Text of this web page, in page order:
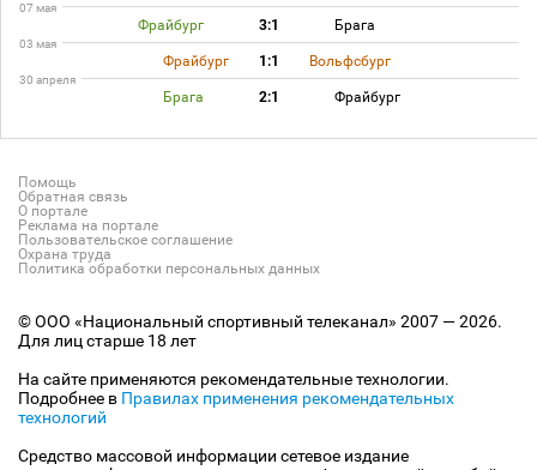
07 мая
Фрайбург 3:1 Брага
03 мая
Фрайбург 1:1 Вольфсбург
30 апреля
Брага 2:1 Фрайбург
Помощь
Обратная связь
О портале
Реклама на портале
Пользовательское соглашение
Охрана труда
Политика обработки персональных данных
© ООО «Национальный спортивный телеканал» 2007 — 2026.
Для лиц старше 18 лет
На сайте применяются рекомендательные технологии.
Подробнее в Правилах применения рекомендательных
технологий
Средство массовой информации сетевое издание